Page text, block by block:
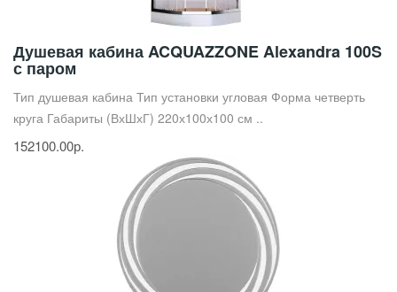
Душевая кабина ACQUAZZONE Alexandra 100S
с паром
Тип душевая кабина Тип установки угловая Форма четверть
круга Габариты (ВхШхГ) 220х100х100 см ..
152100.00р.